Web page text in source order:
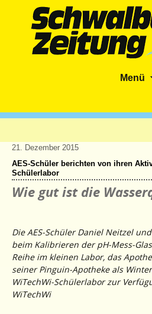
Menü
21. Dezember 2015
AES-Schüler berichten von ihren
Schülerlabor
Wie gut ist die
Die AES-Schüler Daniel Neitzel
beim Kalibrieren der pH-Mess-
Reihe im kleinen Labor, das
seiner Pinguin-Apotheke als
WiTechWi-Schülerlabor zur
WiTechWi